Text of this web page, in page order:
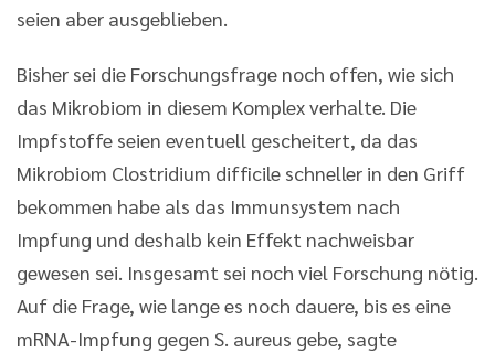
seien aber ausgeblieben.
Bisher sei die Forschungsfrage noch offen, wie sich
das Mikrobiom in diesem Komplex verhalte. Die
Impfstoffe seien eventuell gescheitert, da das
Mikrobiom Clostridium difficile schneller in den Griff
bekommen habe als das Immunsystem nach
Impfung und deshalb kein Effekt nachweisbar
gewesen sei. Insgesamt sei noch viel Forschung nötig.
Auf die Frage, wie lange es noch dauere, bis es eine
mRNA-Impfung gegen S. aureus gebe, sagte